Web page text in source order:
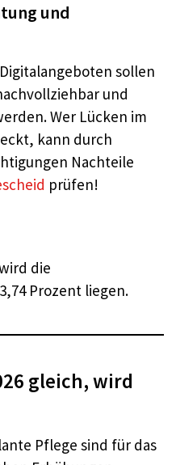
und
sollen
und
Wer Lücken im
kann durch
Nachteile
prüfen!
die
Prozent liegen.
gleich, wird
Pflege sind für das